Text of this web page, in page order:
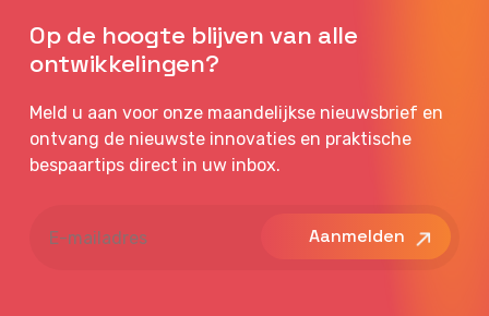
Op de hoogte blijven van alle
ontwikkelingen?
Meld u aan voor onze maandelijkse nieuwsbrief en
ontvang de nieuwste innovaties en praktische
bespaartips direct in uw inbox.
mailadres